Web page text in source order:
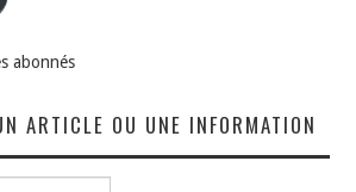
abonnés
ARTICLE OU UNE INFORMATION